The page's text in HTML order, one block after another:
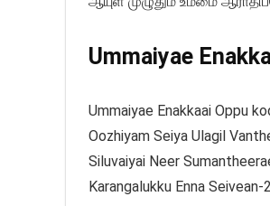
Ummaiyae
Ummaiyae Enakkaai Oppu
Oozhiyam Seiya Ulagil
Siluvaiyai Neer
Karangalukku Enna Seivean-2